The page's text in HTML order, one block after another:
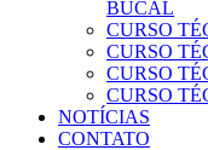
BUCAL
CURSO
CURSO
CURSO
CURSO
NOTÍCIAS
CONTATO